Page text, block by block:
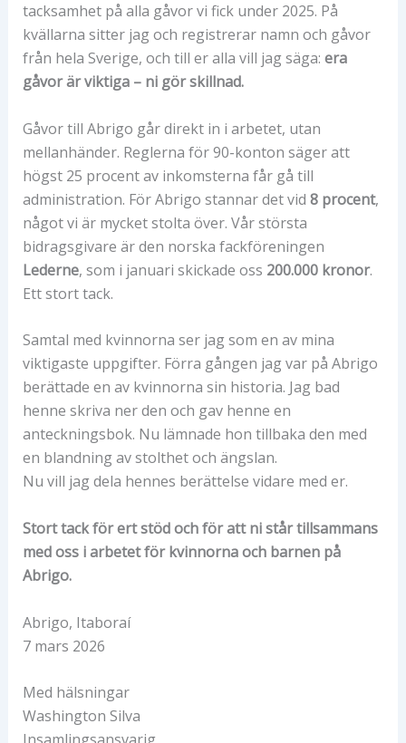
tacksamhet på alla gåvor vi fick under 2025. På
kvällarna sitter jag och registrerar namn och gåvor
från hela Sverige, och till er alla vill jag säga: era
gåvor är viktiga – ni gör skillnad.
Gåvor till Abrigo går direkt in i arbetet, utan
mellanhänder. Reglerna för 90-konton säger att
högst 25 procent av inkomsterna får gå till
administration. För Abrigo stannar det vid 8 procent,
något vi är mycket stolta över. Vår största
bidragsgivare är den norska fackföreningen
Lederne, som i januari skickade oss 200.000 kronor.
Ett stort tack.
Samtal med kvinnorna ser jag som en av mina
viktigaste uppgifter. Förra gången jag var på Abrigo
berättade en av kvinnorna sin historia. Jag bad
henne skriva ner den och gav henne en
anteckningsbok. Nu lämnade hon tillbaka den med
en blandning av stolthet och ängslan.
Nu vill jag dela hennes berättelse vidare med er.
Stort tack för ert stöd och för att ni står tillsammans
med oss i arbetet för kvinnorna och barnen på
Abrigo.
Abrigo, Itaboraí
7 mars 2026
Med hälsningar
Washington Silva